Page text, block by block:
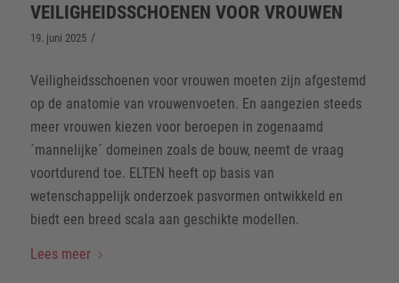
VEILIGHEIDSSCHOENEN VOOR VROUWEN
19. juni 2025 /
Veiligheidsschoenen voor vrouwen moeten zijn afgestemd
op de anatomie van vrouwenvoeten. En aangezien steeds
meer vrouwen kiezen voor beroepen in zogenaamd
´mannelijke´ domeinen zoals de bouw, neemt de vraag
voortdurend toe. ELTEN heeft op basis van
wetenschappelijk onderzoek pasvormen ontwikkeld en
biedt een breed scala aan geschikte modellen.
Lees meer